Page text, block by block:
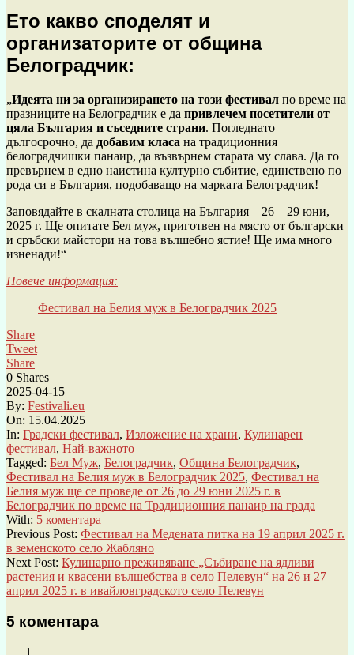
Ето какво споделят и
организаторите от община
Белоградчик:
„Идеята ни за организирането на този фестивал по време на
празниците на Белоградчик е да привлечем посетители от
цяла България и съседните страни. Погледнато
дългосрочно, да добавим класа на традиционния
белоградчишки панаир, да възвърнем старата му слава. Да го
превърнем в едно наистина културно събитие, единствено по
рода си в България, подобаващо на марката Белоградчик!
Заповядайте в скалната столица на България – 26 – 29 юни,
2025 г. Ще опитате Бел муж, приготвен на място от български
и сръбски майстори на това вълшебно ястие! Ще има много
изненади!“
Повече информация:
Фестивал на Белия муж в Белоградчик 2025
Share
Tweet
Share
0 Shares
2025-04-15
By: Festivali.eu
On: 15.04.2025
In: Градски фестивал, Изложение на храни, Кулинарен
фестивал, Най-важното
Tagged: Бел Муж, Белоградчик, Община Белоградчик,
Фестивал на Белия муж в Белоградчик 2025, Фестивал на
Белия муж ще се проведе от 26 до 29 юни 2025 г. в
Белоградчик по време на Традиционния панаир на града
With: 5 коментара
Previous Post: Фестивал на Медената питка на 19 април 2025 г.
в земенското село Жабляно
Next Post: Кулинарно преживяване „Събиране на ядливи
растения и квасени вълшебства в село Пелевун“ на 26 и 27
април 2025 г. в ивайловградското село Пелевун
5 коментара